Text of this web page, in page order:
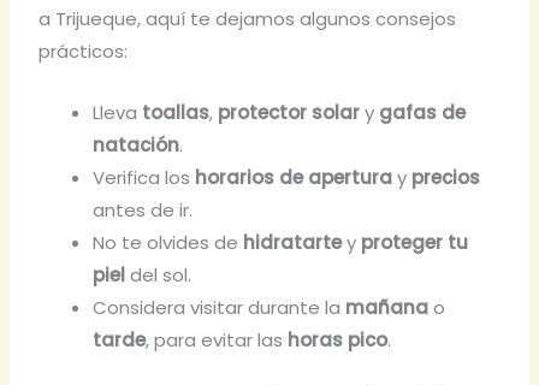
a Trijueque, aquí te dejamos algunos consejos
prácticos:
Lleva toallas, protector solary gafas de
natación.
Verifica los horarios de aperturay precios
antes de ir.
No te olvides de hidratartey proteger tu
pieldel sol.
Considera visitar durante la mañanao
tarde, para evitar las horas pico.